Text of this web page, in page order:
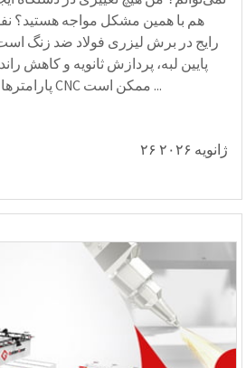
هم با همین مشکل مواجه هستید؟
رایج در برش لیزری فولاد ضد زنگ
پایین لبه، پردازش ثانویه و کاهش
پارامترهای برش در سیستم کنترل CNC ممکن است ...
۲۶ ژانویه ۲۰۲۶